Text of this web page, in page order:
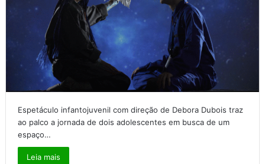
Espetáculo infantojuvenil com direção de Debora Dubois traz
ao palco a jornada de dois adolescentes em busca de um
espaço…
Leia mais